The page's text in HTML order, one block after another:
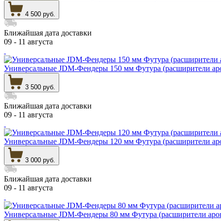
4 500 руб.
Ближайшая дата доставки
09 - 11 августа
Универсальные JDM-Фендеры 150 мм Футура (расширители
3 500 руб.
Ближайшая дата доставки
09 - 11 августа
Универсальные JDM-Фендеры 120 мм Футура (расширители
3 000 руб.
Ближайшая дата доставки
09 - 11 августа
Универсальные JDM-Фендеры 80 мм Футура (расширители